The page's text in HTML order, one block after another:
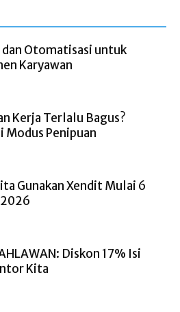
dan Otomatisasi untuk
Karyawan
Kerja Terlalu Bagus?
Modus Penipuan
Gunakan Xendit Mulai 6
Diskon 17% Isi
Kita